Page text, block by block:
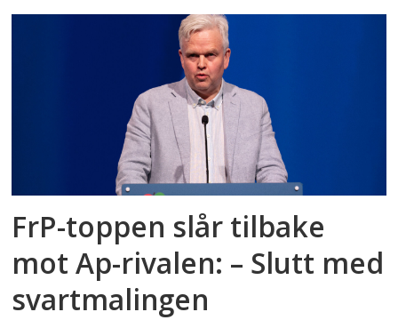
FrP-toppen slår tilbake
mot Ap-rivalen: – Slutt med
svartmalingen